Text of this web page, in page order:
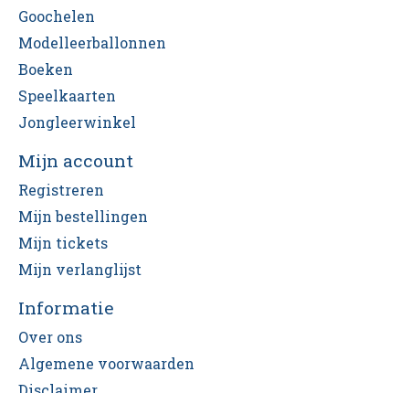
Goochelen
Modelleerballonnen
Boeken
Speelkaarten
Jongleerwinkel
Mijn account
Registreren
Mijn bestellingen
Mijn tickets
Mijn verlanglijst
Informatie
Over ons
Algemene voorwaarden